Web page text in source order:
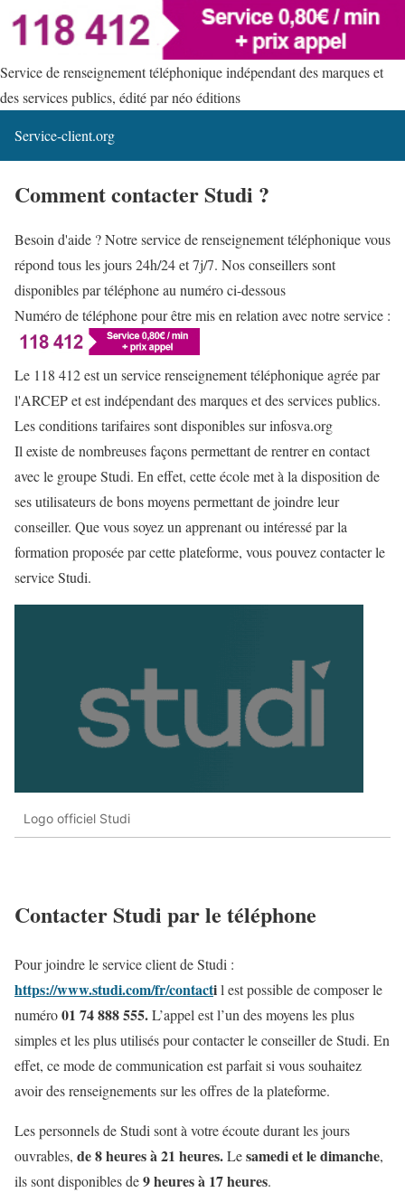
Service de renseignement téléphonique indépendant des marques et
des services publics, édité par néo éditions
Service-client.org
Comment contacter Studi ?
Besoin d'aide ? Notre service de renseignement téléphonique vous
répond tous les jours 24h/24 et 7j/7. Nos conseillers sont
disponibles par téléphone au numéro ci-dessous
Numéro de téléphone pour être mis en relation avec notre service :
Le 118 412 est un service renseignement téléphonique agrée par
l'ARCEP et est indépendant des marques et des services publics.
Les conditions tarifaires sont disponibles sur infosva.org
Il existe de nombreuses façons permettant de rentrer en contact
avec le groupe Studi. En effet, cette école met à la disposition de
ses utilisateurs de bons moyens permettant de joindre leur
conseiller. Que vous soyez un apprenant ou intéressé par la
formation proposée par cette plateforme, vous pouvez contacter le
service Studi.
Logo officiel Studi
Contacter Studi par le téléphone
Pour joindre le service client de Studi :
https://www.studi.com/fr/contactil est possible de composer le
numéro01 74 888 555.L’appel est l’un des moyens les plus
simples et les plus utilisés pour contacter le conseiller de Studi. En
effet, ce mode de communication est parfait si vous souhaitez
avoir des renseignements sur les offres de la plateforme.
Les personnels de Studi sont à votre écoute durant les jours
ouvrables, de 8 heures à 21 heures.Lesamedi et le dimanche,
ils sont disponibles de9 heures à 17 heures.